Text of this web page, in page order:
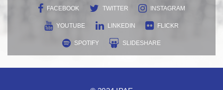
FACEBOOK TWITTER INSTAGRAM
YOUTUBE LINKEDIN FLICKR
SPOTIFY SLIDESHARE